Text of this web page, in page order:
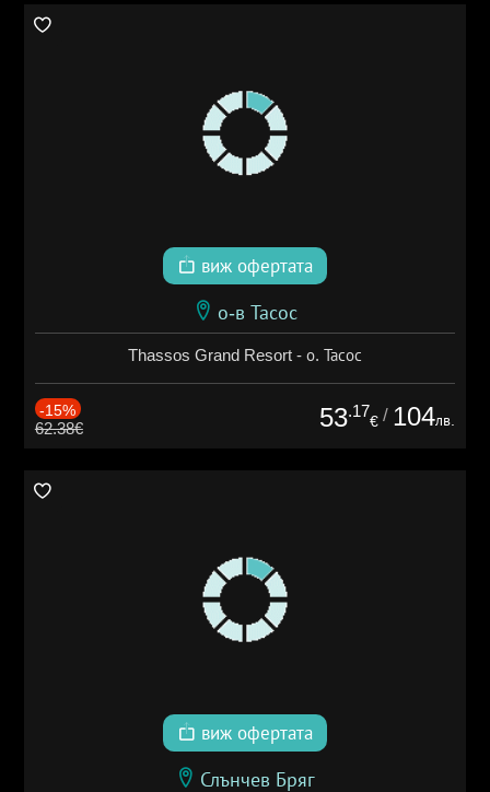
виж офертата
о-в Тасос
Thassos Grand Resort - о. Тасос
-15%
62.38€ 53.17
€ / 104лв.
виж офертата
Слънчев Бряг